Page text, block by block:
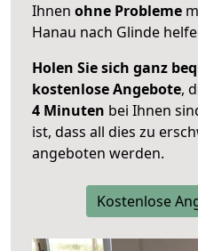
Ihnen ohne Probleme
Hanau nach Glinde
Holen Sie sich ganz
kostenlose Angebote,
4 Minuten bei Ihnen
ist, dass all dies zu
angeboten werden.
Kostenlose